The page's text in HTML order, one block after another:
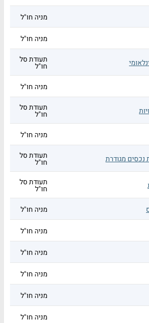
מניה חו"ל
מניה חו"ל
תעודת סל
חו"ל
מניה חו"ל
תעודת סל
חו"ל
מניה חו"ל
נכסים מגודרת תעודת סל
חו"ל
תעודת סל
חו"ל
מניה חו"ל
מניה חו"ל
מניה חו"ל
מניה חו"ל
מניה חו"ל
מניה חו"ל